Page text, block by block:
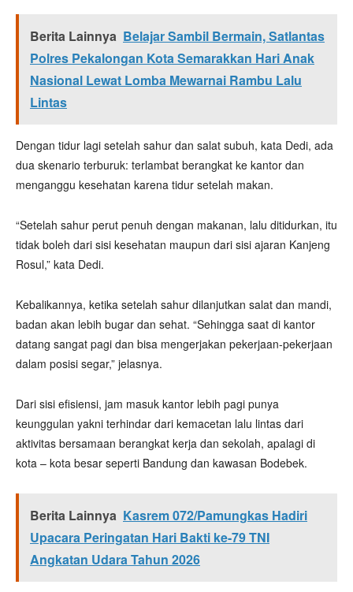
Berita Lainnya Belajar Sambil Bermain, Satlantas
Polres Pekalongan Kota Semarakkan Hari Anak
Nasional Lewat Lomba Mewarnai Rambu Lalu
Lintas
Dengan tidur lagi setelah sahur dan salat subuh, kata Dedi, ada
dua skenario terburuk: terlambat berangkat ke kantor dan
menganggu kesehatan karena tidur setelah makan.
“Setelah sahur perut penuh dengan makanan, lalu ditidurkan, itu
tidak boleh dari sisi kesehatan maupun dari sisi ajaran Kanjeng
Rosul,” kata Dedi.
Kebalikannya, ketika setelah sahur dilanjutkan salat dan mandi,
badan akan lebih bugar dan sehat. “Sehingga saat di kantor
datang sangat pagi dan bisa mengerjakan pekerjaan-pekerjaan
dalam posisi segar,” jelasnya.
Dari sisi efisiensi, jam masuk kantor lebih pagi punya
keunggulan yakni terhindar dari kemacetan lalu lintas dari
aktivitas bersamaan berangkat kerja dan sekolah, apalagi di
kota – kota besar seperti Bandung dan kawasan Bodebek.
Berita Lainnya Kasrem 072/Pamungkas Hadiri
Upacara Peringatan Hari Bakti ke-79 TNI
Angkatan Udara Tahun 2026